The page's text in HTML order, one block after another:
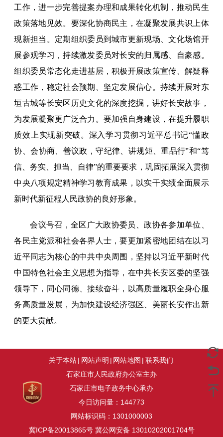
工作，进一步完善提案办理和成果转化机制，推动民生
政策落地见效。要深化协商民主，在凝聚发展共识上体
现新担当。定期组织委员到城市更新现场、文化场馆开
展参观学习，持续激发委员对长安的归属感、自豪感。
组织委员常态化走进基层，积极开展政策宣传、解疑释
惑工作，稳定社会预期、坚定发展信心。持续开展对东
垣古城等长安区历史文化的深度挖掘，讲好长安故事，
为发展凝聚更广泛合力。要加强自身建设，在提升履职
质效上实现新突破。深入学习贯彻习近平总书记“懂政
协、会协商、善议政，守纪律、讲规矩、重品行”和“笃
信、务实、担当、自律”的重要要求，巩固拓展深入贯彻
中央八项规定精神学习教育成果，以实干实绩全面展示
新时代新征程人民政协的良好形象。
会议号召，全区广大政协委员、政协各参加单位、
各民主党派和社会各界人士，要更加紧密地团结在以习
近平同志为核心的中共中央周围，坚持以习近平新时代
中国特色社会主义思想为指导，在中共长安区委的坚强
领导下，同心同德、接续奋斗，以高质量履职全身心服
务高质量发展，为加快建设经济强区、美丽长安作出新
的更大贡献。
关于本站| 网站声明 | 网站地图 | 联系我们
石家庄市人民政府办公室主办
石家庄市电子政务中心承办
今日访问量： 144773
网站标识码：1301000003
冀ICP备20013865号 冀公网安备 13010202001704号